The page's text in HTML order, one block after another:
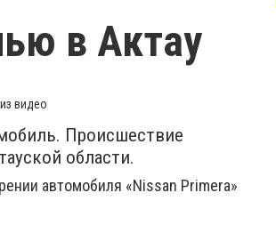
в Актау
видео
Происшествие
области.
автомобиля «Nissan Primera»